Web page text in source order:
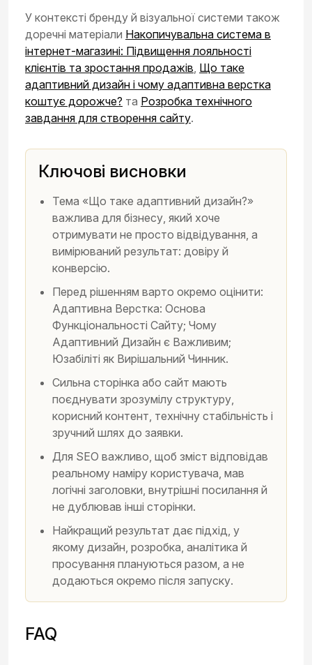
У контексті бренду й візуальної системи також
доречні матеріали Накопичувальна система в
інтернет-магазині: Підвищення лояльності
клієнтів та зростання продажів Що таке
адаптивний дизайн і чому адаптивна верстка
коштує дорожче? та Розробка технічного
завдання для створення сайту.
Ключові висновки
Тема «Що таке адаптивний дизайн?»
важлива для бізнесу, який хоче
отримувати не просто відвідування, а
вимірюваний результат: довіру й
конверсію.
Перед рішенням варто окремо оцінити:
Адаптивна Верстка: Основа
Функціональності Сайту; Чому
Адаптивний Дизайн є Важливим;
Юзабіліті як Вирішальний Чинник.
Сильна сторінка або сайт мають
поєднувати зрозумілу структуру,
корисний контент, технічну стабільність і
зручний шлях до заявки.
Для SEO важливо, щоб зміст відповідав
реальному наміру користувача, мав
логічні заголовки, внутрішні посилання й
не дублював інші сторінки.
Найкращий результат дає підхід, у
якому дизайн, розробка, аналітика й
просування плануються разом, а не
додаються окремо після запуску.
FAQ